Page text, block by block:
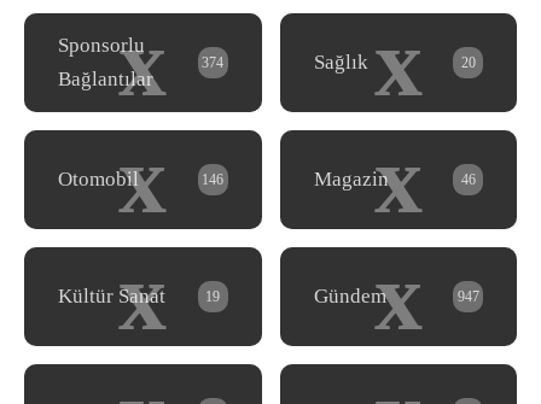
x
Sponsorlu
Bağlantılar
374 x
Sağlık 20
x
Otomobil 146 x
Magazin 46
x
Kültür Sanat 19 x
Gündem 947